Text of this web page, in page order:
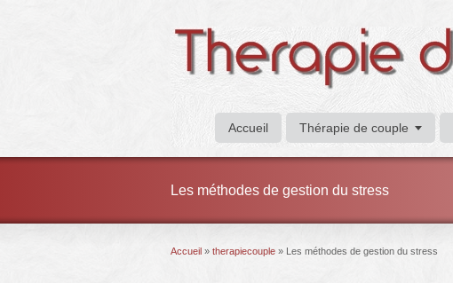
Accueil Thérapie de couple
Les méthodes de gestion du stress
Accueil » therapiecouple » Les méthodes de gestion du stress